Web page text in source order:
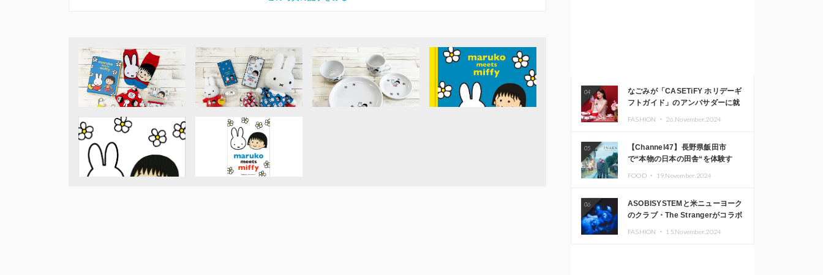
04
なごみが「CASETiFY ホリデーギ
フトガイド」のアンバサダーに就
FASHION ・ 26.November.2024
05
【Channel47】長野県飯田市
で“本物の日本の田舎“を体験す
FOOD ・ 19.November.2024
06
ASOBISYSTEMと米ニューヨーク
のクラブ・The Strangerがコラボ
FASHION ・ 15.November.2024